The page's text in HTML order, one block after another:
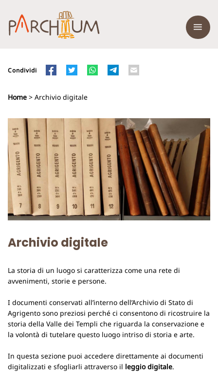
Condividi
Home > Archivio digitale
Archivio digitale
La storia di un luogo si caratterizza come una rete di
avvenimenti, storie e persone.
I documenti conservati all’interno dell’Archivio di Stato di
Agrigento sono preziosi perché ci consentono di ricostruire la
storia della Valle dei Templi che riguarda la conservazione e
la volontà di tutelare questo luogo intriso di storia e arte.
In questa sezione puoi accedere direttamente ai documenti
digitalizzati e sfogliarli attraverso il leggio digitale.